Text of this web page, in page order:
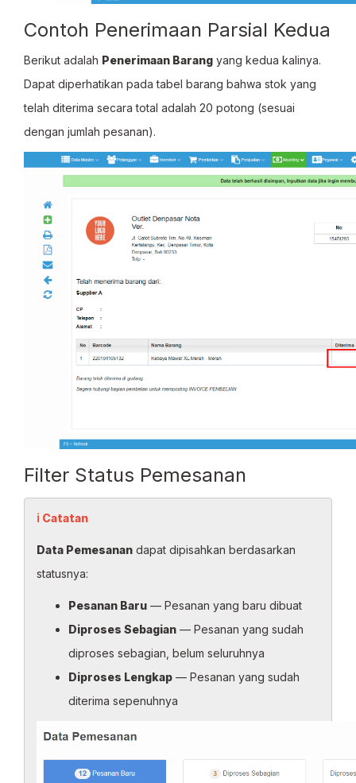
Contoh Penerimaan Parsial Kedua
Berikut adalah Penerimaan Barang yang kedua kalinya.
Dapat diperhatikan pada tabel barang bahwa stok yang
telah diterima secara total adalah 20 potong (sesuai
dengan jumlah pesanan).
Filter Status Pemesanan
ℹ Catatan
Data Pemesanan dapat dipisahkan berdasarkan
statusnya:
Pesanan Baru — Pesanan yang baru dibuat
Diproses Sebagian — Pesanan yang sudah
diproses sebagian, belum seluruhnya
Diproses Lengkap — Pesanan yang sudah
diterima sepenuhnya